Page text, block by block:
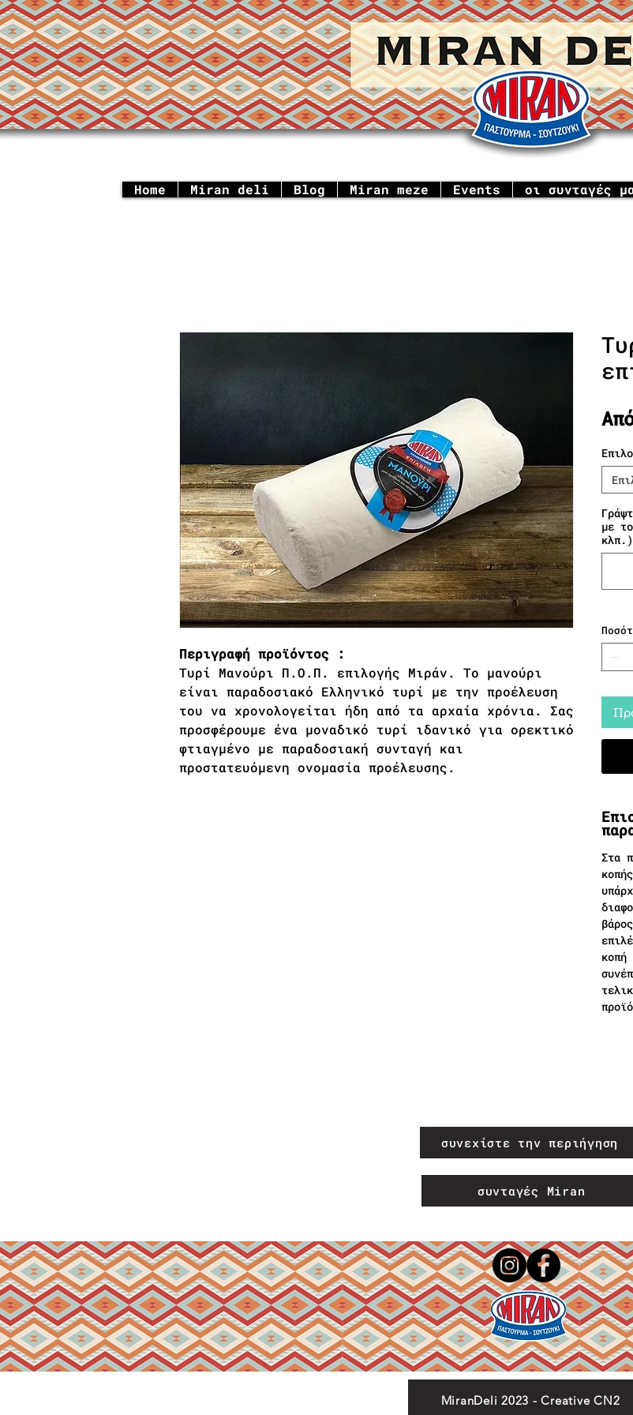
Home Miran deli Blog Miran meze Events οι συνταγές
Περιγραφή προϊόντος :
Τυρί Μανούρι Π.Ο.Π. επιλογής Μιράν. Το μανούρι
είναι παραδοσιακό Ελληνικό τυρί με την προέλευση
του να χρονολογείται ήδη από τα αρχαία χρόνια. Σας
προσφέρουμε ένα μοναδικό τυρί ιδανικό για ορεκτικό
φτιαγμένο με παραδοσιακή συνταγή και
προστατευόμενη ονομασία προέλευσης.
με
Στα
κοπή
συνεχίστε την περιήγηση
συνταγές Miran
MiranDeli 2023 - Creative CN2